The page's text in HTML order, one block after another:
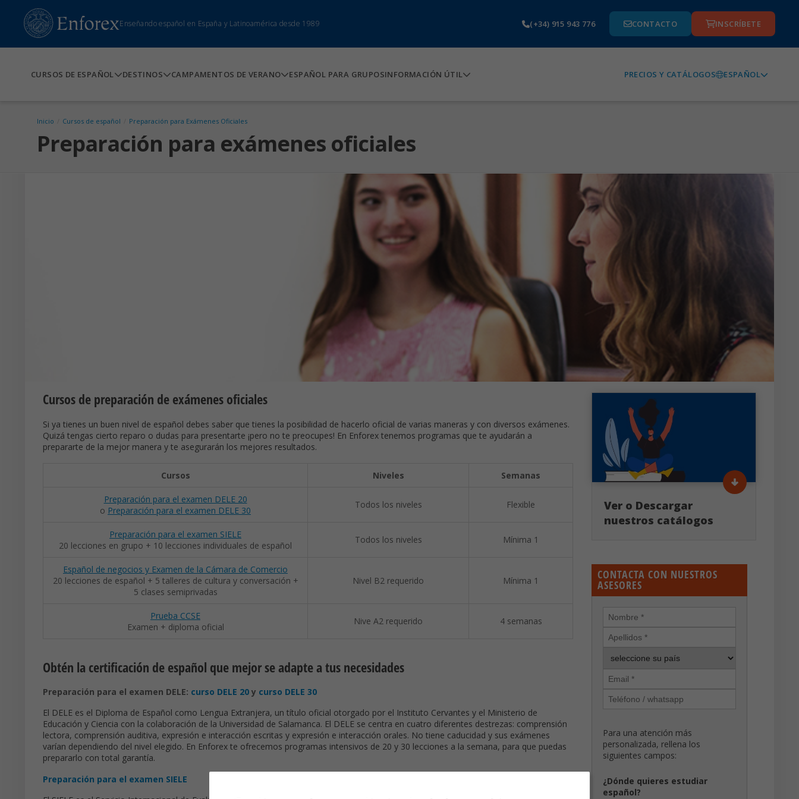
Enseñando español en España y Latinoamérica desde 1989 (+34) 915 943 776 CONTACTO INSCRÍBETE
CURSOS DE ESPAÑOL DESTINOS CAMPAMENTOS DE VERANO ESPAÑOL PARA GRUPOSINFORMACIÓN ÚTIL PRECIOS Y CATÁLOGOS ESPAÑOL
Inicio Cursos de español Preparación para Exámenes Oficiales
Preparación para exámenes oficiales
Cursos de preparación de exámenes oficiales
Si ya tienes un buen nivel de español debes saber que tienes la posibilidad de hacerlo oficial de varias maneras y con diversos exámenes.
Quizá tengas cierto reparo o dudas para presentarte ¡pero no te preocupes! En Enforex tenemos programas que te ayudarán a
prepararte de la mejor manera y te asegurarán los mejores resultados.
Cursos Niveles Semanas
Preparación para el examen DELE 20
o Preparación para el examen DELE 30
Todos los niveles Flexible
Preparación para el examen SIELE
20 lecciones en grupo + 10 lecciones individuales de español
Todos los niveles Mínima 1
Español de negocios y Examen de la Cámara de Comercio
20 lecciones de español + 5 talleres de cultura y conversación +
5 clases semiprivadas
Nivel B2 requerido Mínima 1
Prueba CCSE
Examen + diploma oficial
Nive A2 requerido 4 semanas
Obtén la certificación de español que mejor se adapte a tus necesidades
Preparación para el examen DELE: curso DELE 20 y curso DELE 30
El DELE es el Diploma de Español como Lengua Extranjera, un título oficial otorgado por el Instituto Cervantes y el Ministerio de
Educación y Ciencia con la colaboración de la Universidad de Salamanca. El DELE se centra en cuatro diferentes destrezas: comprensión
lectora, comprensión auditiva, expresión e interacción escritas y expresión e interacción orales. No tiene caducidad y sus exámenes
varían dependiendo del nivel elegido. En Enforex te ofrecemos programas intensivos de 20 y 30 lecciones a la semana, para que puedas
prepararlo con total garantía.
Preparación para el examen SIELE
Ver o Descargar
nuestros catálogos
CONTACTA CON NUESTROS
ASESORES
Para una atención más
personalizada, rellena los
siguientes campos:
¿Dónde quieres estudiar
español?